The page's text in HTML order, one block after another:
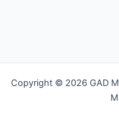
Copyright © 2026 GAD